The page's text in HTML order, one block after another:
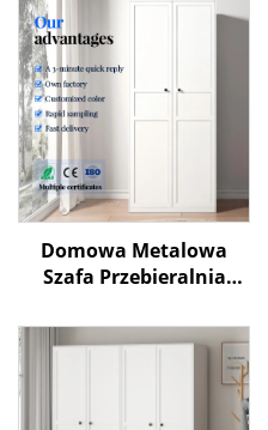
Domowa Metalowa
Szafa Przebieralnia
Magazynowa
Nowoczesny System